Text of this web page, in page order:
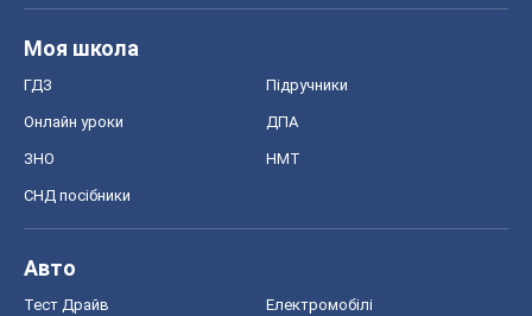
Моя школа
ГДЗ Підручники
Онлайн уроки ДПА
ЗНО НМТ
СНД посібники
Авто
Тест Драйв Електромобілі